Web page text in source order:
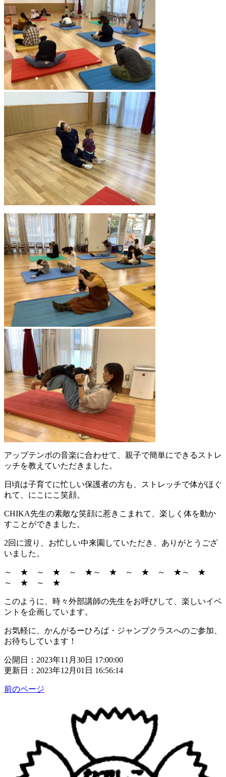
アップテンポの音楽に合わせて、親子で簡単にできるストレ
ッチを教えていただきました。
日頃は子育てに忙しい保護者の方も、ストレッチで体がほぐ
れて、にこにこ笑顔。
CHIKA先生の素敵な笑顔に惹きこまれて、楽しく体を動か
すことができました。
2回に渡り、お忙しい中来園していただき、ありがとうござ
いました。
～ ★ ～ ★ ～ ★～ ★ ～ ★ ～ ★～ ★
～ ★ ～ ★
このように、時々外部講師の先生をお呼びして、楽しいイベ
ントを企画しています。
お気軽に、かんがるーひろば・ジャンプクラスへのご参加、
お待ちしています！
公開日：2023年11月30日 17:00:00
更新日：2023年12月01日 16:56:14
前のページ